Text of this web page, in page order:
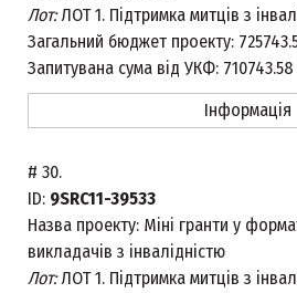
Лот:ЛОТ 1. Підтримка митців з
Загальний бюджет проекту:
Запитувана сума від УКФ: 710743.58
Інформація
# 30.
ID: 9SRC11-39533
Назва проекту: Міні гранти у
викладачів з інвалідністю
Лот:ЛОТ 1. Підтримка митців з